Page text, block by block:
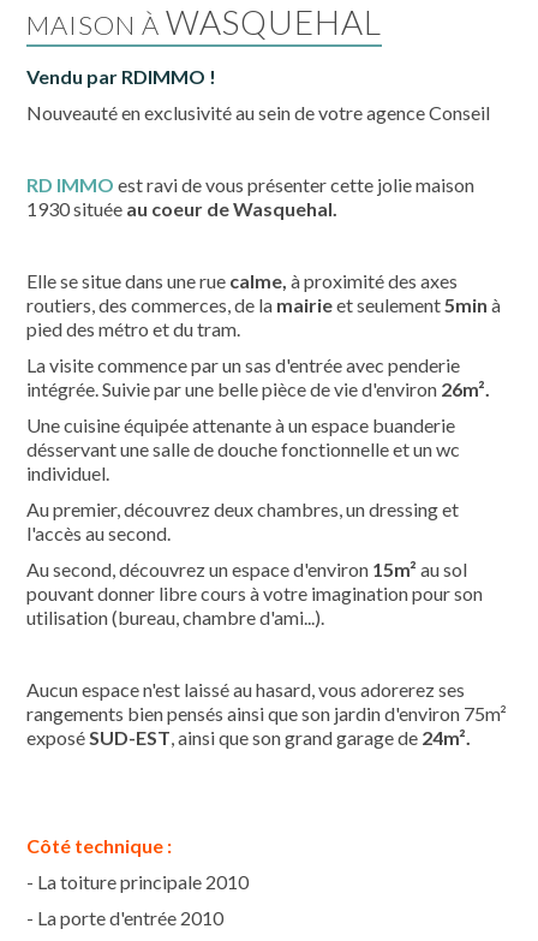
MAISON À WASQUEHAL
Vendu par RDIMMO !
Nouveauté en exclusivité au sein de votre agence Conseil
RD IMMO est ravi de vous présenter cette jolie maison
1930 située au coeur de Wasquehal.
Elle se situe dans une rue calme, à proximité des axes
routiers, des commerces, de la mairieet seulement5min à
pied des métro et du tram.
La visite commence par un sas d'entrée avec penderie
intégrée. Suivie par une belle pièce de vie d'environ 26m².
Une cuisine équipée attenante à un espace buanderie
désservant une salle de douche fonctionnelle et un wc
individuel.
Au premier, découvrez deux chambres, un dressing et
l'accès au second.
Au second, découvrez un espace d'environ 15m² au sol
pouvant donner libre cours à votre imagination pour son
utilisation (bureau, chambre d'ami...).
Aucun espace n'est laissé au hasard, vous adorerez ses
rangements bien pensés ainsi que son jardin d'environ 75m²
exposéSUD-EST, ainsi que son grand garage de 24m².
Côté technique :
- La toiture principale 2010
- La porte d'entrée 2010